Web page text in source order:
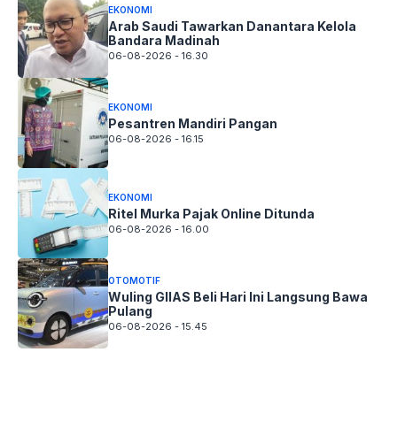
EKONOMI
Arab Saudi Tawarkan Danantara Kelola
Bandara Madinah
06-08-2026 - 16.30
EKONOMI
Pesantren Mandiri Pangan
06-08-2026 - 16.15
EKONOMI
Ritel Murka Pajak Online Ditunda
06-08-2026 - 16.00
OTOMOTIF
Wuling GIIAS Beli Hari Ini Langsung Bawa
Pulang
06-08-2026 - 15.45